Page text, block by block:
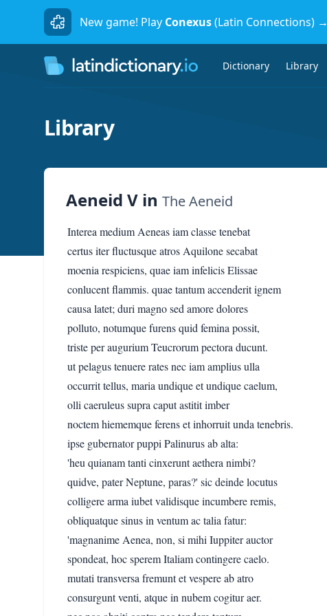
New game! Play Conexus(Latin Connections) →
Dictionary Library
Library
Aeneid V in The Aeneid
Interea medium Aeneas iam classe tenebat
certus iter fluctusque atros Aquilone secabat
moenia respiciens, quae iam infelicis Elissae
conlucent flammis. quae tantum accenderit ignem
causa latet; duri magno sed amore dolores
polluto, notumque furens quid femina possit,
triste per augurium Teucrorum pectora ducunt.
ut pelagus tenuere rates nec iam amplius ulla
occurrit tellus, maria undique et undique caelum,
olli caeruleus supra caput astitit imber
noctem hiememque ferens et inhorruit unda tenebris.
ipse gubernator puppi Palinurus ab alta:
'heu quianam tanti cinxerunt aethera nimbi?
quidve, pater Neptune, paras?' sic deinde locutus
colligere arma iubet validisque incumbere remis,
obliquatque sinus in ventum ac talia fatur:
'magnanime Aenea, non, si mihi Iuppiter auctor
spondeat, hoc sperem Italiam contingere caelo.
mutati transversa fremunt et vespere ab atro
consurgunt venti, atque in nubem cogitur aer.